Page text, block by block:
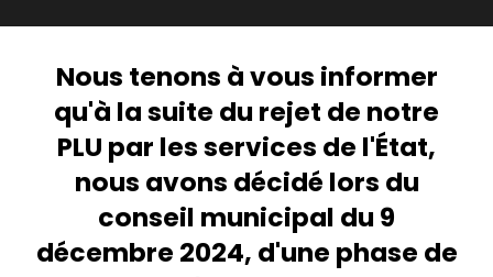
Nous tenons à vous informer
qu'à la suite du rejet de notre
PLU par les services de l'État,
nous avons décidé lors du
conseil municipal du 9
décembre 2024, d'une phase de